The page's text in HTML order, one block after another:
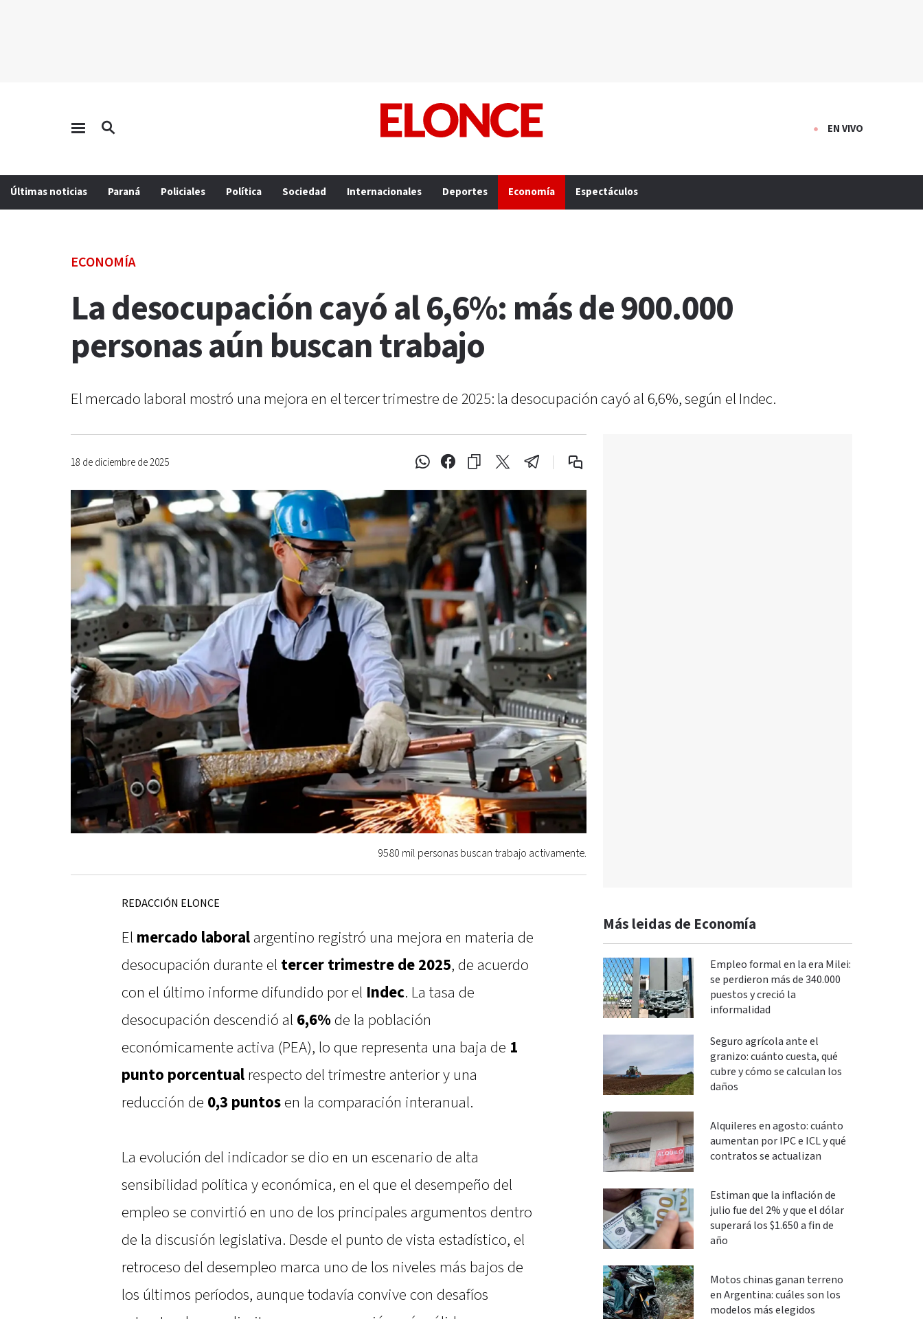
EN VIVO
Últimas noticias Paraná Policiales Política Sociedad Internacionales Deportes Economía Espectáculos
ECONOMÍA
La desocupación cayó al 6,6%: más de 900.000
personas aún buscan trabajo
El mercado laboral mostró una mejora en el tercer trimestre de 2025: la desocupación cayó al 6,6%, según el Indec.
18 de diciembre de 2025
9580 mil personas buscan trabajo activamente.
REDACCIÓN ELONCE
El mercado laboral argentino registró una mejora en materia de
desocupación durante el tercer trimestre de 2025, de acuerdo
con el último informe difundido por el Indec. La tasa de
desocupación descendió al 6,6%de la población
económicamente activa (PEA), lo que representa una baja de 1
punto porcentual respecto del trimestre anterior y una
reducción de 0,3 puntosen la comparación interanual.
La evolución del indicador se dio en un escenario de alta
sensibilidad política y económica, en el que el desempeño del
empleo se convirtió en uno de los principales argumentos dentro
de la discusión legislativa. Desde el punto de vista estadístico, el
retroceso del desempleo marca uno de los niveles más bajos de
los últimos períodos, aunque todavía convive con desafíos
Más leidas de Economía
Empleo formal en la era Milei:
se perdieron más de 340.000
puestos y creció la
informalidad
Seguro agrícola ante el
granizo: cuánto cuesta, qué
cubre y cómo se calculan los
daños
Alquileres en agosto: cuánto
aumentan por IPC e ICL y qué
contratos se actualizan
Estiman que la inflación de
julio fue del 2% y que el dólar
superará los $1.650 a fin de
año
Motos chinas ganan terreno
en Argentina: cuáles son los
modelos más elegidos